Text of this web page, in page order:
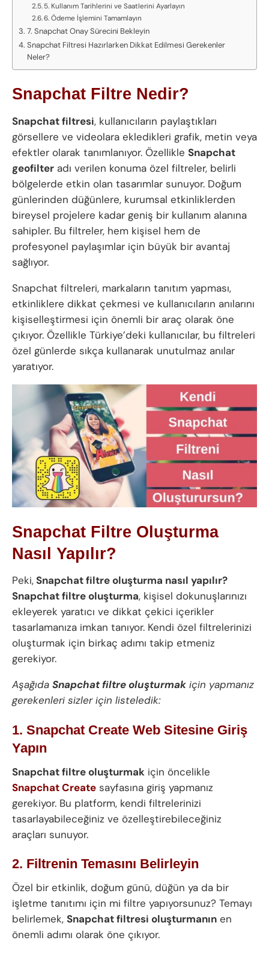
5. Kullanım Tarihlerini ve Saatlerini Ayarlayın
6. Ödeme İşlemini Tamamlayın
7. Snapchat Onay Sürecini Bekleyin
Snapchat Filtresi Hazırlarken Dikkat Edilmesi Gerekenler
Neler?
Snapchat Filtre Nedir?
Snapchat filtresi, kullanıcıların paylaştıkları
görsellere ve videolara ekledikleri grafik, metin veya
efektler olarak tanımlanıyor. Özellikle Snapchat
geofilter adı verilen konuma özel filtreler, belirli
bölgelerde etkin olan tasarımlar sunuyor. Doğum
günlerinden düğünlere, kurumsal etkinliklerden
bireysel projelere kadar geniş bir kullanım alanına
sahipler. Bu filtreler, hem kişisel hem de
profesyonel paylaşımlar için büyük bir avantaj
sağlıyor.
Snapchat filtreleri, markaların tanıtım yapması,
etkinliklere dikkat çekmesi ve kullanıcıların anılarını
kişiselleştirmesi için önemli bir araç olarak öne
çıkıyor. Özellikle Türkiye’deki kullanıcılar, bu filtreleri
özel günlerde sıkça kullanarak unutulmaz anılar
yaratıyor.
Snapchat Filtre Oluşturma
Nasıl Yapılır?
Peki,Snapchat filtre oluşturma nasıl yapılır?
Snapchat filtre oluşturma, kişisel dokunuşlarınızı
ekleyerek yaratıcı ve dikkat çekici içerikler
tasarlamanıza imkan tanıyor. Kendi özel filtrelerinizi
oluşturmak için birkaç adımı takip etmeniz
gerekiyor.
Aşağıda Snapchat filtre oluşturmak için yapmanız
gerekenleri sizler için listeledik:
1. Snapchat Create Web Sitesine Giriş
Yapın
Snapchat filtre oluşturmak için öncelikle
Snapchat Create sayfasına giriş yapmanız
gerekiyor. Bu platform, kendi filtrelerinizi
tasarlayabileceğiniz ve özelleştirebileceğiniz
araçları sunuyor.
2. Filtrenin Temasını Belirleyin
Özel bir etkinlik, doğum günü, düğün ya da bir
işletme tanıtımı için mi filtre yapıyorsunuz? Temayı
belirlemek, Snapchat filtresi oluşturmanın en
önemli adımı olarak öne çıkıyor.